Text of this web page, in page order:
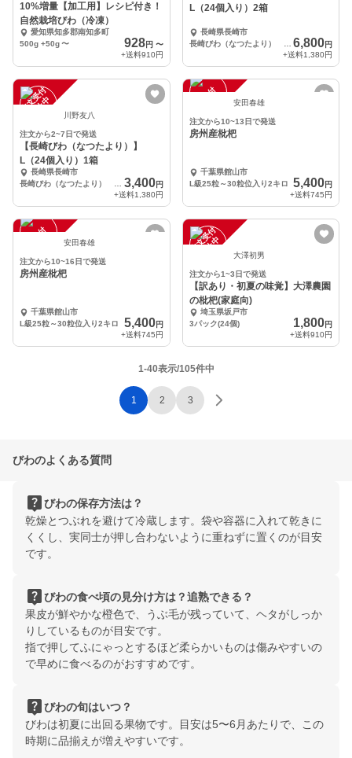
10%増量【加工用】レシピ付き！
自然栽培びわ（冷凍）
愛知県知多郡南知多町
500g +50g〜 928円 〜
+送料910円
L（24個入り）2箱
長崎県長崎市
6,800円
+送料1,380円
注
文
受
付
停
止
中 川野友八
注文から2~7日で発送
【長崎びわ（なつたより）】
L（24個入り）1箱
長崎県長崎市
3,400円
+送料1,380円
注
文
受
付
停
止 安田春雄
注文から10~13日で発送
房州産枇杷
千葉県館山市
L級25粒～30粒位入り2キロ
5,400円
+送料745円
注
文
受
付
停
止 安田春雄
注文から10~16日で発送
房州産枇杷
千葉県館山市
L級25粒～30粒位入り2キロ
5,400円
+送料745円
注
文
受
付
停
止
中 大澤初男
注文から1~3日で発送
【訳あり・初夏の味覚】大澤農園
の枇杷(家庭向)
埼玉県坂戸市
3パック(24個)
1,800円
+送料910円
1-40表示/105件中
1 2 3
びわのよくある質問
live_helpびわの保存方法は？
乾燥とつぶれを避けて冷蔵します。袋や容器に入れて乾きに
くくし、実同士が押し合わないように重ねずに置くのが目安
です。
live_helpびわの食べ頃の見分け方は？追熟できる？
果皮が鮮やかな橙色で、うぶ毛が残っていて、ヘタがしっか
りしているものが目安です。
指で押してふにゃっとするほど柔らかいものは傷みやすいの
で早めに食べるのがおすすめです。
live_helpびわの旬はいつ？
びわは初夏に出回る果物です。目安は5〜6月あたりで、この
時期に品揃えが増えやすいです。